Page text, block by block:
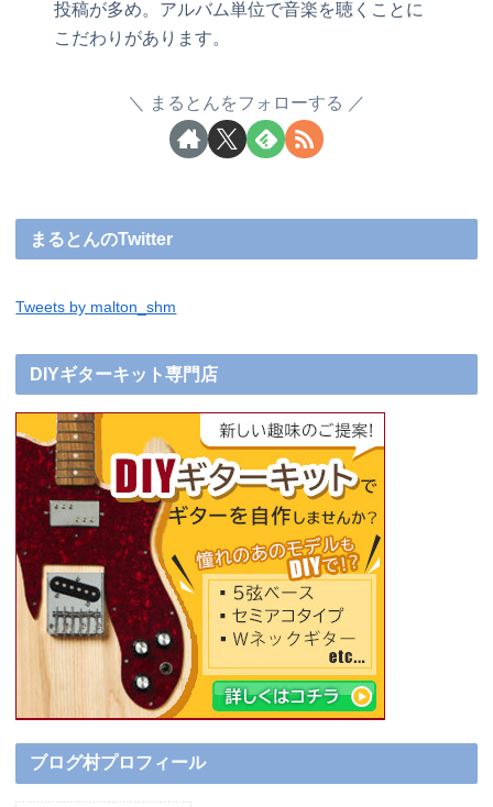
投稿が多め。アルバム単位で音楽を聴くことに
こだわりがあります。
まるとんをフォローする
まるとんのTwitter
Tweets by malton_shm
DIYギターキット専門店
ブログ村プロフィール